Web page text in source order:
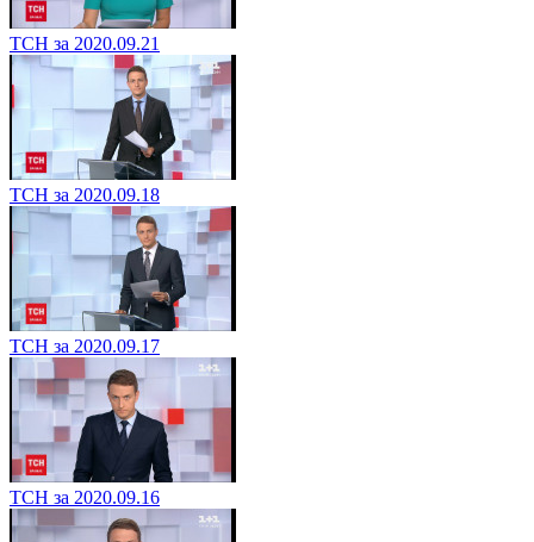
ТСН за 2020.09.21
ТСН за 2020.09.18
ТСН за 2020.09.17
ТСН за 2020.09.16